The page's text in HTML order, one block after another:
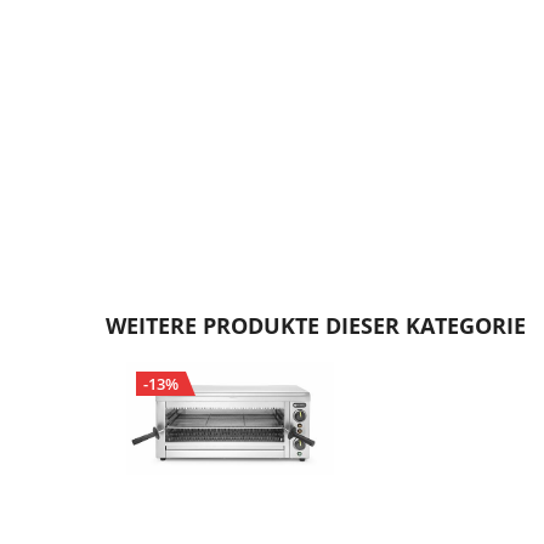
Anfang
Bildgalerie
springen
WEITERE PRODUKTE DIESER KATEGORIE
-13%